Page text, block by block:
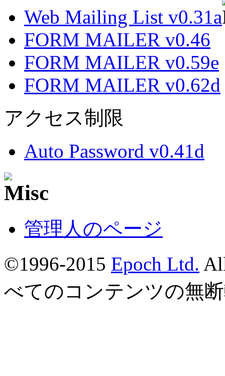
Web Mailing List v0.31a
FORM MAILER v0.46
FORM MAILER v0.59e
FORM MAILER v0.62d
アクセス制限
Auto Password v0.41d
管理人のページ
©1996-2015 Epoch Ltd.
べてのコンテンツの無